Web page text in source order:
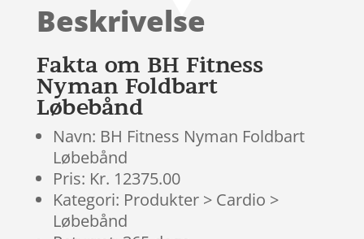
på
ømmels
er
Beskrivelse
Fakta om BH Fitness
Nyman Foldbart
Løbebånd
Navn: BH Fitness Nyman Foldbart
Løbebånd
Pris: Kr. 12375.00
Kategori: Produkter > Cardio >
Løbebånd